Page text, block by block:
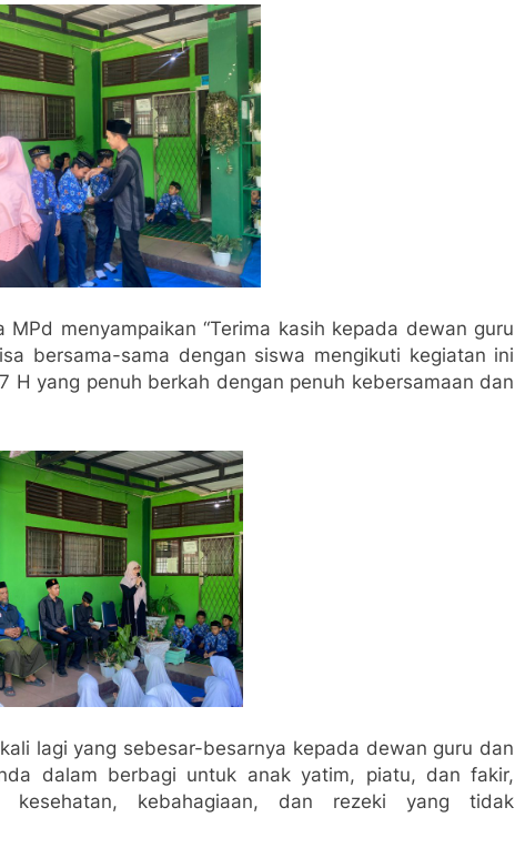
menyampaikan “Terima kasih kepada dewan guru
bersama-sama dengan siswa mengikuti kegiatan ini
H yang penuh berkah dengan penuh kebersamaan dan
lagi yang sebesar-besarnya kepada dewan guru dan
dalam berbagi untuk anak yatim, piatu, dan fakir,
kesehatan, kebahagiaan, dan rezeki yang tidak